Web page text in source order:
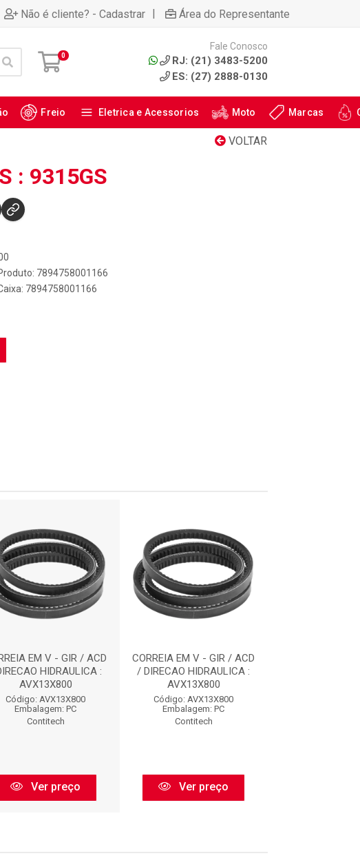
Não é cliente? - Cadastrar | Área do Representante
0
Fale Conosco
RJ: (21) 3483-5200
ES: (27) 2888-0130
Freio Eletrica e Acessorios Moto Marcas
VOLTAR
: 9315GS
7894758001166
7894758001166
EM V - GIR / ACD
HIDRAULICA :
AVX13X800
Código: AVX13X800
Embalagem: PC
Contitech
Ver preço
CORREIA EM V - GIR / ACD
/ DIRECAO HIDRAULICA :
AVX13X800
Código: AVX13X800
Embalagem: PC
Contitech
Ver preço